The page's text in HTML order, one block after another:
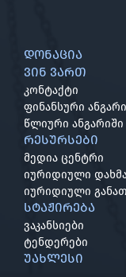
დონაცია
ვინ ვართ
კონტაქტი
ფინანსური
წლიური ანგარიში
რესურსები
მედია ცენტრი
იურიდიული
იურიდიული
სტაჟირება
ვაკანსიები
ტენდერები
უახლესი